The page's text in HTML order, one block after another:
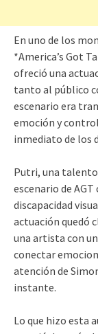
En uno de los
*America’s Got
ofreció una
tanto al público
escenario era
emoción y
inmediato de los
Putri, una
escenario de
discapacidad
actuación quedó
una artista con
conectar
atención de
instante.
Lo que hizo esta